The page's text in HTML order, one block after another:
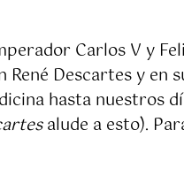
Carlos V y
Descartes y en
hasta nuestros
alude a esto).